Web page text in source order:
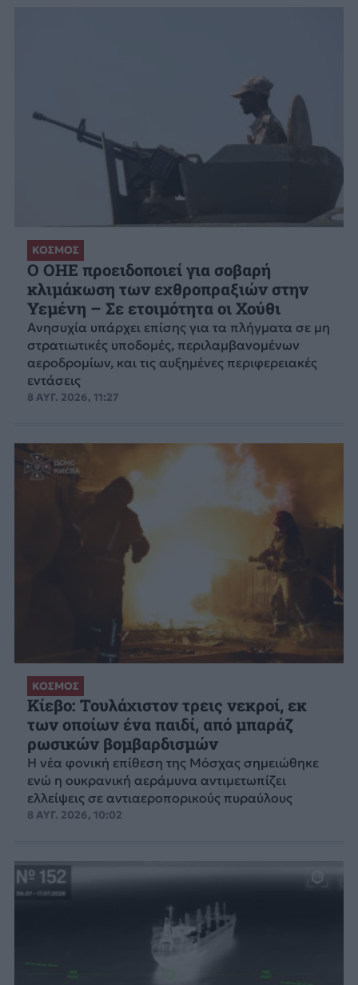
ΚΟΣΜΟΣ
Ο ΟΗΕ προειδοποιεί για σοβαρή
κλιμάκωση των εχθροπραξιών στην
Υεμένη – Σε ετοιμότητα οι Χούθι
Ανησυχία υπάρχει επίσης για τα πλήγματα σε μη
στρατιωτικές υποδομές, περιλαμβανομένων
αεροδρομίων, και τις αυξημένες περιφερειακές
εντάσεις
8 ΑΥΓ. 2026, 11:27
ΚΟΣΜΟΣ
Κίεβο: Τουλάχιστον τρεις νεκροί, εκ
των οποίων ένα παιδί, από μπαράζ
ρωσικών βομβαρδισμών
Η νέα φονική επίθεση της Μόσχας σημειώθηκε
ενώ η ουκρανική αεράμυνα αντιμετωπίζει
ελλείψεις σε αντιαεροπορικούς πυραύλους
8 ΑΥΓ. 2026, 10:02